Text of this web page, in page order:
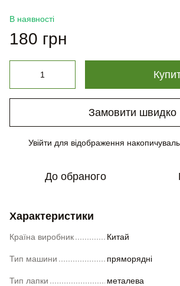
В наявності
180 грн
Замовити швидко
Увійти для відображення
До обраного
Характеристики
Країна виробник Китай
Тип машини пряморядні
Тип лапки металева